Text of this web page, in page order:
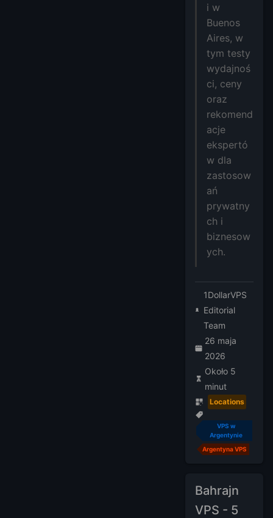
i w
Buenos
Aires, w
tym testy
wydajnoś
ci, ceny
oraz
rekomend
acje
ekspertó
w dla
zastosow
ań
prywatny
ch i
biznesow
ych.
1DollarVPS
Editorial
Team
26 maja
2026
Około 5
minut
Locations
VPS w
Argentynie
Argentyna VPS
Bahrajn
VPS - 5